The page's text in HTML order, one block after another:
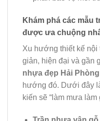
Khám phá các mẫu
được ưa chuộng
Xu hướng thiết kế
giản, hiện đại và gần
nhựa đẹp Hải Phòng
hướng đó. Dưới đây
kiến sẽ “làm mưa làm